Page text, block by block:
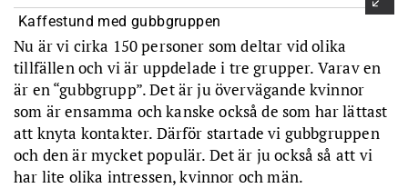
Kaffestund med gubbgruppen
Nu är vi cirka 150 personer som deltar vid olika
tillfällen och vi är uppdelade i tre grupper. Varav en
är en “gubbgrupp”. Det är ju övervägande kvinnor
som är ensamma och kanske också de som har lättast
att knyta kontakter. Därför startade vi gubbgruppen
och den är mycket populär. Det är ju också så att vi
har lite olika intressen, kvinnor och män.